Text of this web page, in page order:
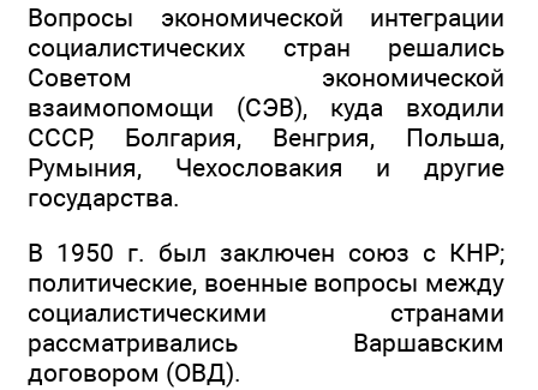
Вопросы экономической интеграции
социалистических стран решались
Советом экономической
взаимопомощи (СЭВ), куда входили
СССР, Болгария, Венгрия, Польша,
Румыния, Чехословакия и другие
государства.
В 1950 г. был заключен союз с КНР;
политические, военные вопросы между
социалистическими странами
рассматривались Варшавским
договором (ОВД).